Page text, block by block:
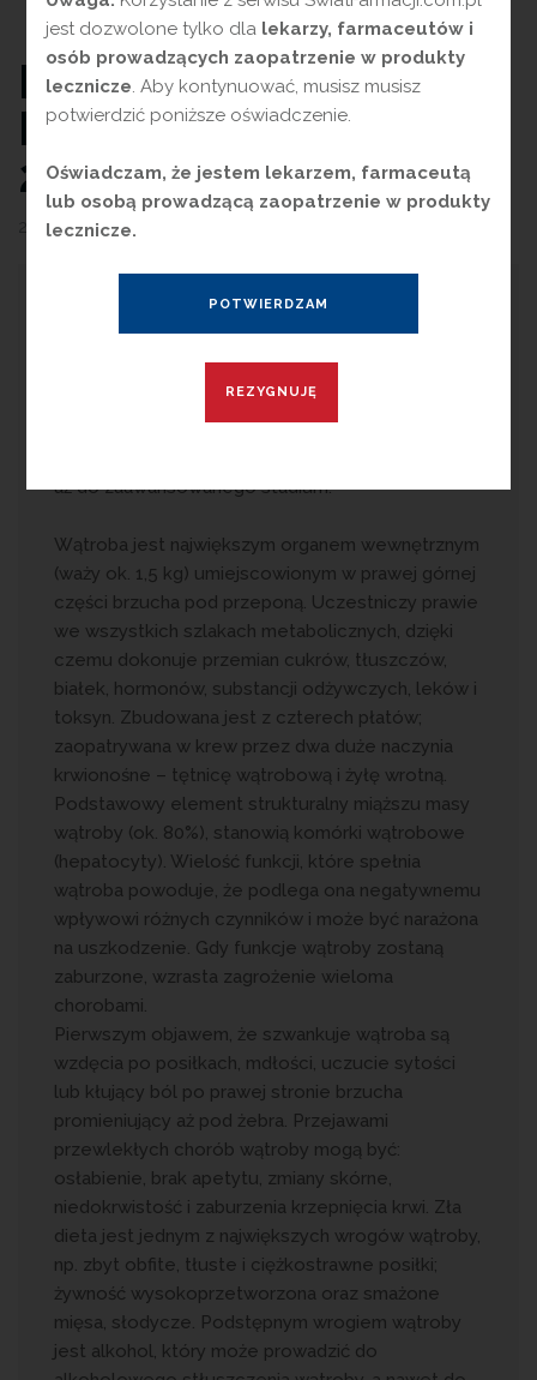
ESSENTIALE MAX –
PRODUKT ROKU
2025
24 kwietnia 2025
obrze działająca wątroba, to klucz do
które ją narażamy. Choroby wątroby są jednymi z
aż do zaawansowanego stadium.
Wątroba jest największym organem wewnętrznym
(waży ok. 1,5 kg) umiejscowionym w prawej górnej
części brzucha pod przeponą. Uczestniczy prawie
we wszystkich szlakach metabolicznych, dzięki
czemu dokonuje przemian cukrów, tłuszczów,
białek, hormonów, substancji odżywczych, leków i
toksyn. Zbudowana jest z czterech płatów;
zaopatrywana w krew przez dwa duże naczynia
krwionośne – tętnicę wątrobową i żyłę wrotną.
Podstawowy element strukturalny miąższu masy
wątroby (ok. 80%), stanowią komórki wątrobowe
(hepatocyty). Wielość funkcji, które spełnia
wątroba powoduje, że podlega ona negatywnemu
wpływowi różnych czynników i może być narażona
na uszkodzenie. Gdy funkcje wątroby zostaną
zaburzone, wzrasta zagrożenie wieloma
chorobami.
Pierwszym objawem, że szwankuje wątroba są
wzdęcia po posiłkach, mdłości, uczucie sytości
lub kłujący ból po prawej stronie brzucha
promieniujący aż pod żebra. Przejawami
przewlekłych chorób wątroby mogą być:
osłabienie, brak apetytu, zmiany skórne,
niedokrwistość i zaburzenia krzepnięcia krwi. Zła
dieta jest jednym z największych wrogów wątroby,
np. zbyt obfite, tłuste i ciężkostrawne posiłki;
żywność wysokoprzetworzona oraz smażone
mięsa, słodycze. Podstępnym wrogiem wątroby
jest alkohol, który może prowadzić do
jest dozwolone tylko dla lekarzy, farmaceutów i
osób prowadzących zaopatrzenie w produkty
lecznicze. Aby kontynuować, musisz musisz
potwierdzić poniższe oświadczenie.
Oświadczam, że jestem lekarzem, farmaceutą
lub osobą prowadzącą zaopatrzenie w produkty
lecznicze.